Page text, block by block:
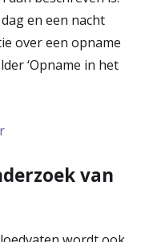
en een nacht
over een opname
‘Opname in het
van